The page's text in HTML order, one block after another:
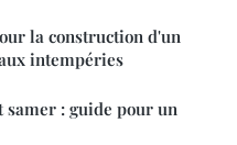
la construction d'un
intempéries
samer : guide pour un